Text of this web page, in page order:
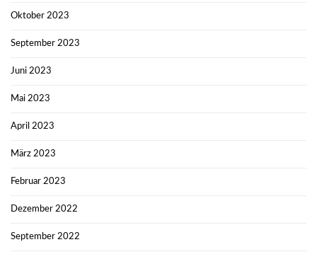
Oktober 2023
September 2023
Juni 2023
Mai 2023
April 2023
März 2023
Februar 2023
Dezember 2022
September 2022